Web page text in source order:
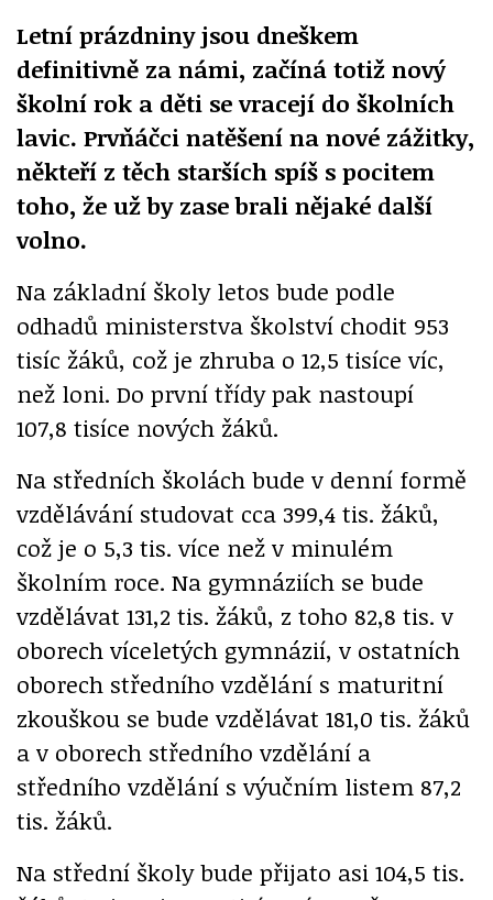
Letní prázdniny jsou dneškem
definitivně za námi, začíná totiž nový
školní rok a děti se vracejí do školních
lavic. Prvňáčci natěšení na nové zážitky,
někteří z těch starších spíš s pocitem
toho, že už by zase brali nějaké další
volno.
Na základní školy letos bude podle
odhadů ministerstva školství chodit 953
tisíc žáků, což je zhruba o 12,5 tisíce víc,
než loni. Do první třídy pak nastoupí
107,8 tisíce nových žáků.
Na středních školách bude v denní formě
vzdělávání studovat cca 399,4 tis. žáků,
což je o 5,3 tis. více než v minulém
školním roce. Na gymnáziích se bude
vzdělávat 131,2 tis. žáků, z toho 82,8 tis. v
oborech víceletých gymnázií, v ostatních
oborech středního vzdělání s maturitní
zkouškou se bude vzdělávat 181,0 tis. žáků
a v oborech středního vzdělání a
středního vzdělání s výučním listem 87,2
tis. žáků.
Na střední školy bude přijato asi 104,5 tis.